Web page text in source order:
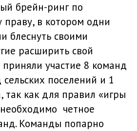
брейн-ринг по
праву, в котором одни
блеснуть своими
расширить свой
приняли участие 8 команд
поселений и 1
так как для правил «игры
четное
Команды попарно